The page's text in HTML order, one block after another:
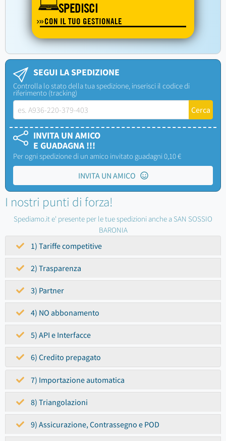
SPEDISCI
CON IL TUO GESTIONALE
SEGUI LA SPEDIZIONE
Controlla lo stato della tua spedizione, inserisci il codice di
riferimento (tracking)
INVITA UN AMICO
E GUADAGNA !!!
Per ogni spedizione di un amico invitato guadagni 0,10 €
INVITA UN AMICO
I nostri punti di forza!
Spediamo.it e' presente per le tue spedizioni anche a SAN SOSSIO
BARONIA
1) Tariffe competitive
2) Trasparenza
3) Partner
4) NO abbonamento
5) API e Interfacce
6) Credito prepagato
7) Importazione automatica
8) Triangolazioni
9) Assicurazione, Contrassegno e POD